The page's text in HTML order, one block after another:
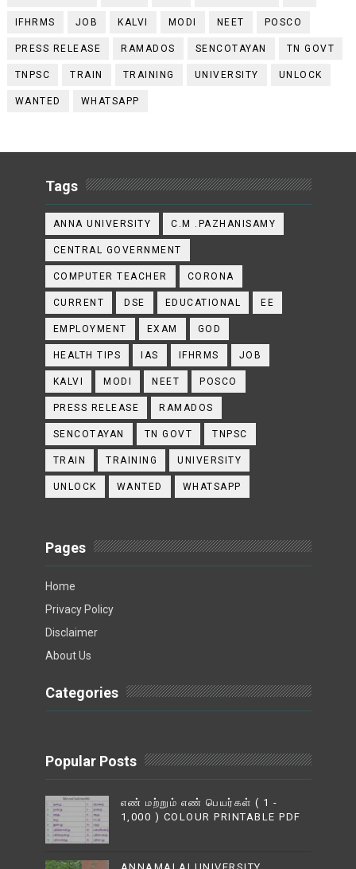
IFHRMS JOB KALVI MODI NEET POSCO
PRESS RELEASE RAMADOS SENCOTAYAN TN GOVT
TNPSC TRAIN TRAINING UNIVERSITY UNLOCK
WANTED WHATSAPP
Tags
ANNA UNIVERSITY C.M .PAZHANISAMY
CENTRAL GOVERNMENT
COMPUTER TEACHER CORONA
CURRENT DSE EDUCATIONAL EE
EMPLOYMENT EXAM GOD
HEALTH TIPS IAS IFHRMS JOB
KALVI MODI NEET POSCO
PRESS RELEASE RAMADOS
SENCOTAYAN TN GOVT TNPSC
TRAIN TRAINING UNIVERSITY
UNLOCK WANTED WHATSAPP
Pages
Home
Privacy Policy
Disclaimer
About Us
Categories
Popular Posts
எண் மற்றும் எண் பெயர்கள் ( 1 -
1,000 ) COLOUR PRINTABLE PDF